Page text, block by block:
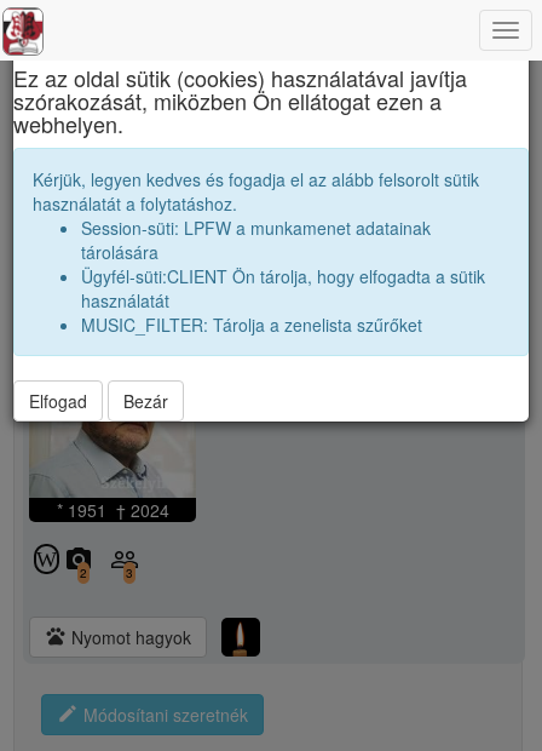
Apáczai Csere János Elméleti Líceum
Cselényi László
whatshot
Cselényi László
* 1951 † 2024
W camera_alt
2 people_outline
3
pets Nyomot hagyok
edit Módosítani szeretnék
×
Ez az oldal sütik (cookies) használatával javítja
szórakozását, miközben Ön ellátogat ezen a
webhelyen.
Kérjük, legyen kedves és fogadja el az alább felsorolt sütik
használatát a folytatáshoz.
Session-süti: LPFW a munkamenet adatainak
tárolására
Ügyfél-süti:CLIENT Ön tárolja, hogy elfogadta a sütik
használatát
MUSIC_FILTER: Tárolja a zenelista szűrőket
Elfogad Bezár